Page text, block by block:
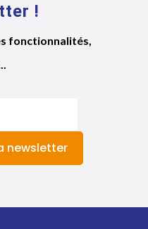
!
fonctionnalités,
newsletter